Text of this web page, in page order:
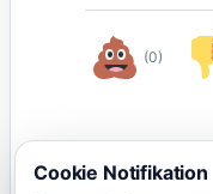
(0)
Cookie Notifikation